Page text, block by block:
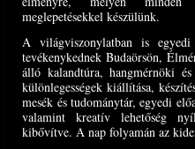
meglepetésekkel készülünk.
A világviszonylatban is
tevékenykednek Budaörsön,
álló kalandtúra, hangmérnöki
különlegességek kiállítása,
mesék és tudománytár, egyedi
valamint kreatív lehetőség
kibővítve. A nap folyamán az